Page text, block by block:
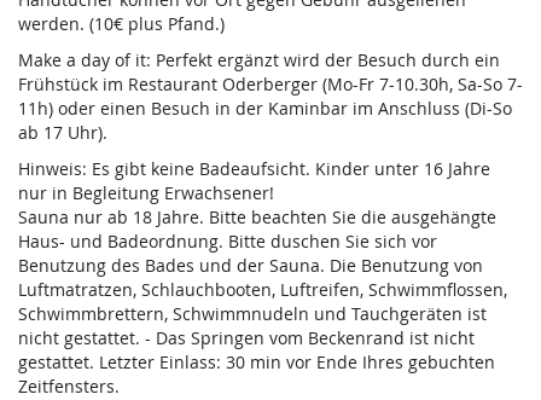
werden. (10€ plus Pfand.)
Make a day of it: Perfekt ergänzt wird der Besuch durch ein
Frühstück im Restaurant Oderberger (Mo-Fr 7-10.30h, Sa-So 7-
11h) oder einen Besuch in der Kaminbar im Anschluss (Di-So
ab 17 Uhr).
Hinweis: Es gibt keine Badeaufsicht. Kinder unter 16 Jahre
nur in Begleitung Erwachsener!
Sauna nur ab 18 Jahre. Bitte beachten Sie die ausgehängte
Haus- und Badeordnung. Bitte duschen Sie sich vor
Benutzung des Bades und der Sauna. Die Benutzung von
Luftmatratzen, Schlauchbooten, Luftreifen, Schwimmflossen,
Schwimmbrettern, Schwimmnudeln und Tauchgeräten ist
nicht gestattet. - Das Springen vom Beckenrand ist nicht
gestattet. Letzter Einlass: 30 min vor Ende Ihres gebuchten
Zeitfensters.